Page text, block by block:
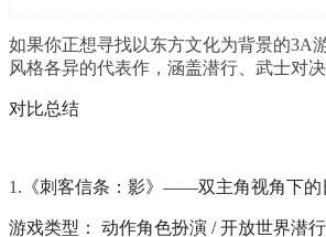
如果你正想寻找以东方文化为背景的3A
风格各异的代表作，涵盖潜行、武士对
对比总结
1. 《刺客信条：影》——双主角视角下的
游戏类型： 动作角色扮演 / 开放世界潜行